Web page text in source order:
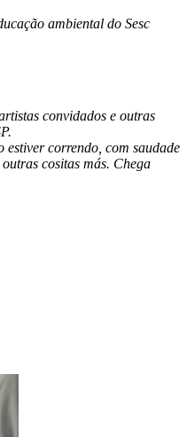
ambiental do Sesc
convidados e outras
correndo, com saudade
cositas más. Chega